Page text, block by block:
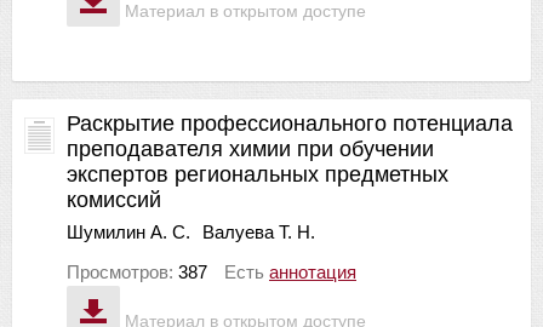
Материал в открытом доступе
Материал в открытом доступе
Раскрытие профессионального потенциала
преподавателя химии при обучении
экспертов региональных предметных
комиссий
Шумилин А. С.
Валуева Т. Н.
Просмотров: 387 Есть аннотация